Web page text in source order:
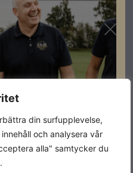
din surfupplevelse,
och analysera vår
alla" samtycker du